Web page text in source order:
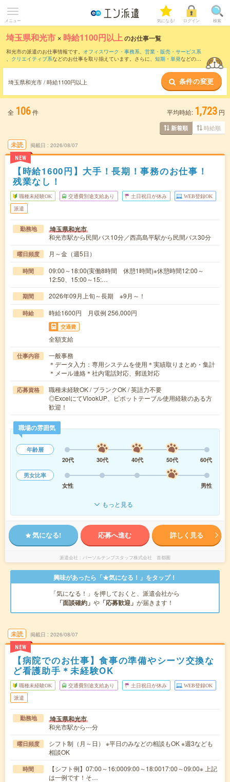
メニュー 気になる! ログイン 検索
埼玉県和光市 × 時給1100円以上のお仕事一覧
和光市の派遣のお仕事情報です。 オフィスワーク・事務系、 営業・販売・サービス系
、 クリエイティブ系などのお仕事を取り揃えています。さらに、 短期 ・ 単発などの期
時給1150円以上 ・1800円以上の求人はこちら
当サイトでは法令を遵守し、最低賃金以上の求人のみを掲載しています。
埼玉県和光市 / 時給1100円以上 条件の変更
全 106件 平均時給: 1,723 円
新着順 時給順
未読
NEW
掲載日 2026/08/07
【時給1600円】大手！長期！事務のお仕事！
残業なし！
職種未経験OK 交通費別途支給あり 土日祝日が休み WEB登録OK
派遣
勤務地 埼玉県和光市
和光市駅から民間バス10分／西高島平駅から民間バス30分
曜日頻度 月～金（週5日）
時間
09:00～18:00(実働8時間 休憩1時間)※休憩時間12:00～
12:50、15:00～15:…
期間 2026年09月上旬～長期 ※9月～！
時給 時給1600円 月収例 256,000円
交通費
全額支給
仕事内容
一般事務
＊データ入力：専用システムを使用＊実績取りまとめ・集計
＊メール連絡＊社内電話対応、郵送対応
応募資格
職種未経験OK / ブランクOK / 英語力不要
◎ExcelにてVlookUP、ピポットテーブル使用経験のある方
歓迎！
職場の雰囲気
年齢層
20代
30代 40代 50代
60代
男女比率
女性
男性
もっと見る
気になる! 応募へ進む 詳しく見る
派遣会社 パーソルテンプスタッフ株式会社 首都圏
興味があったら「★気になる！」をタップ！
「気になる！」を押しておくと、派遣会社から
「面談確約」 や 「応募歓迎」 が届きます！
未読
NEW
掲載日 2026/08/07
【病院でのお仕事】食事の準備やシーツ交換な
ど看護助手＊未経験OK
職種未経験OK 交通費別途支給あり 土日祝日が休み WEB登録OK
派遣
勤務地 埼玉県和光市
和光市駅から---分
曜日頻度
シフト制（月～日） ※平日のみなどの相談もOK ※週3なども
相談OK
時間
【シフト例】07:00～16:0009:00～18:0017:00～09:00※ 上記
は一例です！そ…